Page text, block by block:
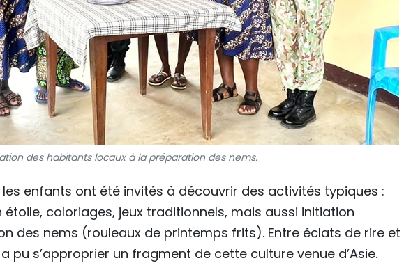
des habitants locaux à la préparation des nems.
enfants ont été invités à découvrir des activités typiques :
coloriages, jeux traditionnels, mais aussi initiation
des nems (rouleaux de printemps frits). Entre éclats de rire et
pu s’approprier un fragment de cette culture venue d’Asie.